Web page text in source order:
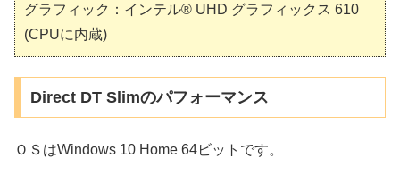
グラフィック：インテル® UHD グラフィックス 610
(CPUに内蔵)
Direct DT Slimのパフォーマンス
ＯＳはWindows 10 Home 64ビットです。